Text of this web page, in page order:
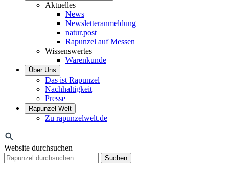
Aktuelles
News
Newsletteranmeldung
natur.post
Rapunzel auf Messen
Wissenswertes
Warenkunde
Über Uns
Das ist Rapunzel
Nachhaltigkeit
Presse
Rapunzel Welt
Zu rapunzelwelt.de
Website durchsuchen
Suchen